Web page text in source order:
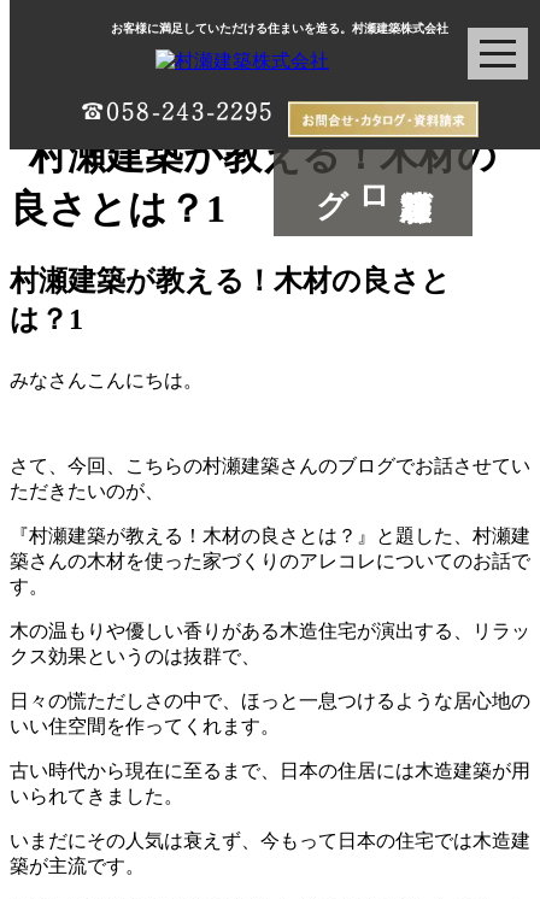
お客様に満足していただける住まいを造る。村瀬建築株式会社
村瀬建築ブログ
村瀬建築が教える！木材の良さと
は？1
みなさんこんにちは。
さて、今回、こちらの村瀬建築さんのブログでお話させてい
ただきたいのが、
『村瀬建築が教える！木材の良さとは？』と題した、村瀬建
築さんの木材を使った家づくりのアレコレについてのお話で
す。
木の温もりや優しい香りがある木造住宅が演出する、リラッ
クス効果というのは抜群で、
日々の慌ただしさの中で、ほっと一息つけるような居心地の
いい住空間を作ってくれます。
古い時代から現在に至るまで、日本の住居には木造建築が用
いられてきました。
いまだにその人気は衰えず、今もって日本の住宅では木造建
築が主流です。